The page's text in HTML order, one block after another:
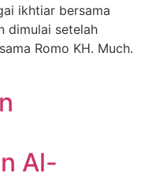
ikhtiar bersama
dimulai setelah
Romo KH. Much.
Al-